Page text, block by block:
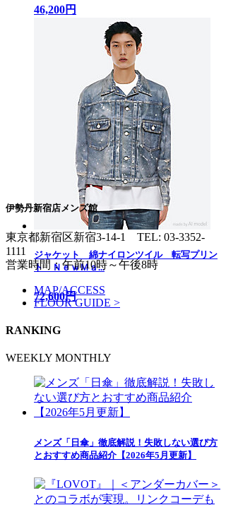
46,200円
ジャケット 綿ナイロンツイル 転写プリン
ト ＮｅｗＭａ...
72,600円
伊勢丹新宿店メンズ館
東京都新宿区新宿3-14-1 TEL: 03-3352-
1111
営業時間：午前10時～午後8時
MAP/ACCESS
FLOOR GUIDE >
RANKING
WEEKLY MONTHLY
メンズ「日傘」徹底解説！失敗しない選び方
とおすすめ商品紹介【2026年5月更新】